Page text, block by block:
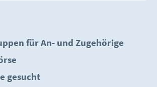
für An- und Zugehörige
gesucht